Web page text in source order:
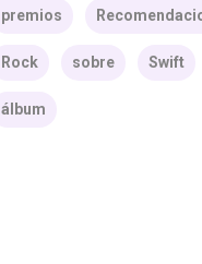
premios
Rock sobre Swift
álbum